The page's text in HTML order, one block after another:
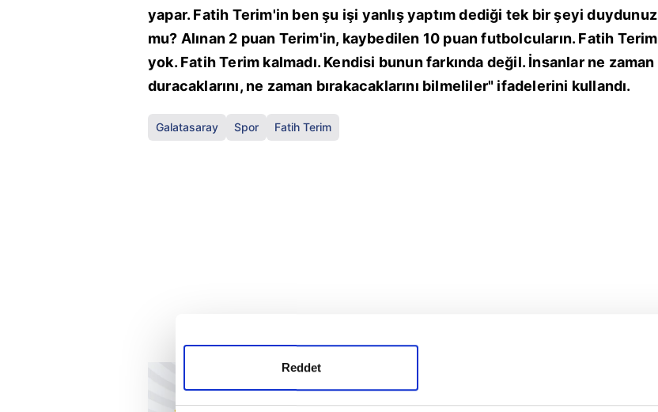
Reddet
yapar. Fatih Terim'in ben şu işi yanlış yaptım dediği tek bir şeyi duydunuz
mu? Alınan 2 puan Terim'in, kaybedilen 10 puan futbolcuların. Fatih Terim
yok. Fatih Terim kalmadı. Kendisi bunun farkında değil. İnsanlar ne zaman
duracaklarını, ne zaman bırakacaklarını bilmeliler" ifadelerini kullandı.
Galatasaray Spor Fatih Terim